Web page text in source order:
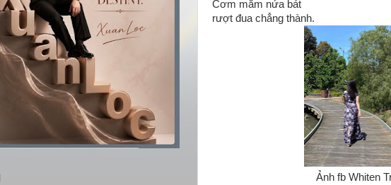
Cơm mắm nửa bát
rượt đua chẳng thành.
Ảnh fb Whiten